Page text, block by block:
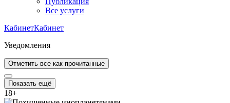
Все услуги
КабинетКабинет
Уведомления
Отметить все как прочитанные
Показать ещё
18+